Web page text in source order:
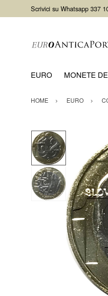
Scrivici su Whatsapp 337
EURO MONETE
HOME EURO